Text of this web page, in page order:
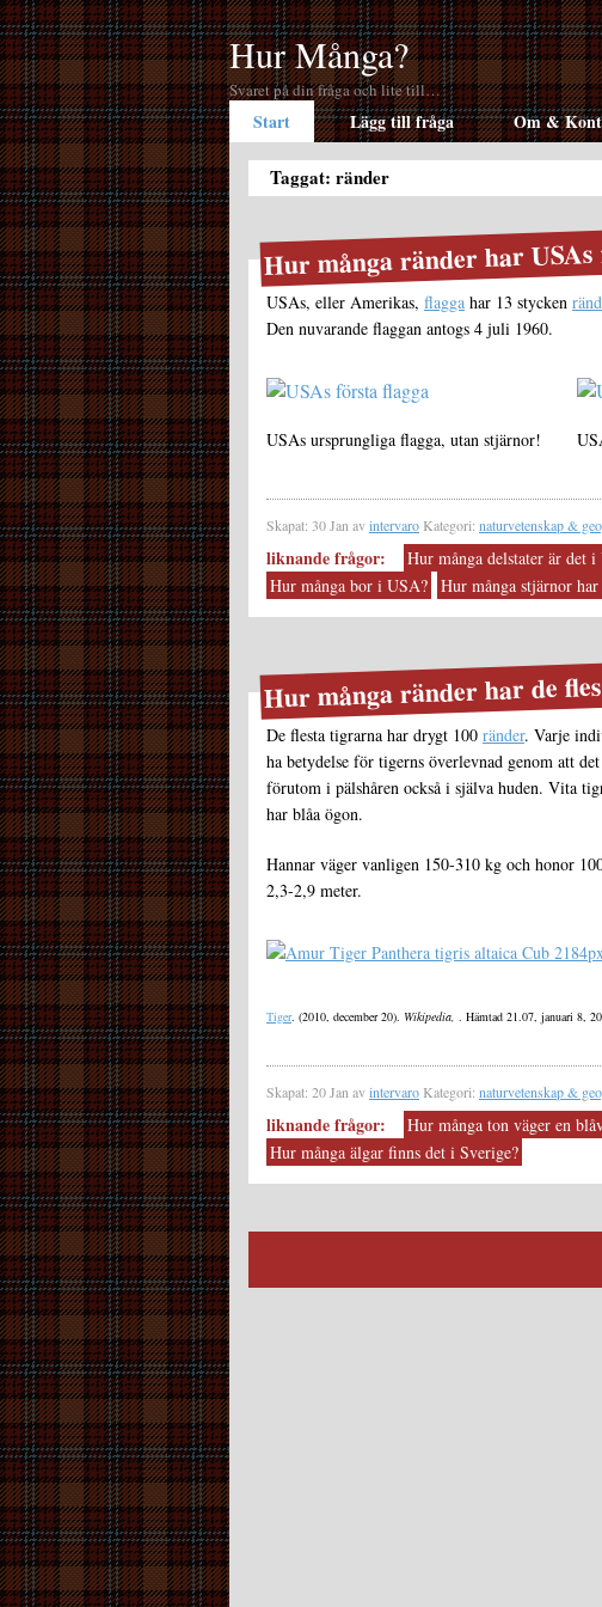
Hur Många?
Svaret på din fråga och lite till…
Start Lägg till fråga Om &
Taggat: ränder
Hur många ränder har USAs
USAs, eller Amerikas, flagga har 13 stycken
Den nuvarande flaggan antogs 4 juli 1960.
USAs ursprungliga flagga, utan stjärnor!
Skapat: 30 Jan avintervaro Kategori: naturvetenskap &
liknande frågor: Hur många delstater är det i
Hur många bor i USA? Hur många stjärnor
Hur många ränder har de
De flesta tigrarna har drygt 100 ränder. Varje
ha betydelse för tigerns överlevnad genom att
förutom i pälshåren också i själva huden. Vita
har blåa ögon.
Hannar väger vanligen 150-310 kg och honor
2,3-2,9 meter.
Tiger. (2010, december 20). Wikipedia, . Hämtad 21.07, januari 8,
Skapat: 20 Jan avintervaro Kategori: naturvetenskap &
liknande frågor: Hur många ton väger en
Hur många älgar finns det i Sverige?